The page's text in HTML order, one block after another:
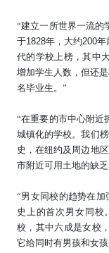
“建立一所世界一流的
于1828年，大约200年
代的学校上榜，其中
增加学生人数，但还
名毕业生。 ”
“在重要的市中心附近
城镇化的学校。我们
史，在纽约及周边地
市附近可用土地的缺
“男女同校的趋势在
史上的首次男女同校
校，其中六成是女校
它给同时有男孩和女孩